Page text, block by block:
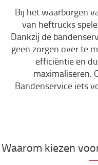
Bij het waarborgen
van heftrucks
Dankzij de
geen zorgen over te
efficiëntie en
maximaliseren.
Bandenservice iets
Waarom kiezen